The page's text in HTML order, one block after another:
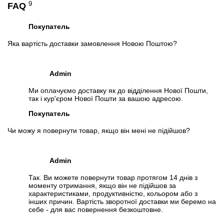
FAQ 9
Покупатель
Яка вартість доставки замовлення Новою Поштою?
Admin
Ми оплачуємо доставку як до відділення Нової Пошти,
так і кур'єром Нової Пошти за вашою адресою.
Покупатель
Чи можу я повернути товар, якщо він мені не підійшов?
Admin
Так. Ви можете повернути товар протягом 14 днів з
моменту отримання, якщо він не підійшов за
характеристиками, продуктивністю, кольором або з
інших причин. Вартість зворотної доставки ми беремо на
себе - для вас повернення безкоштовне.